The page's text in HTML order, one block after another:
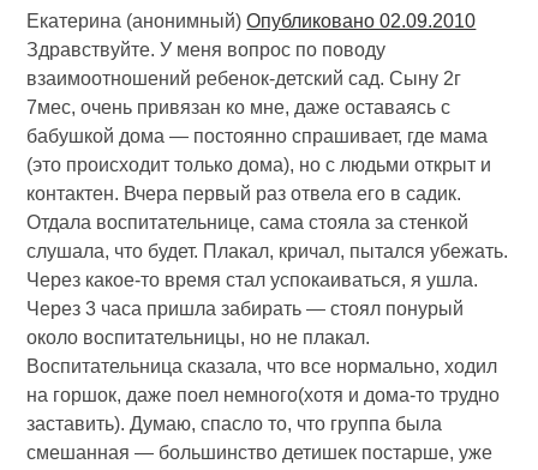
Екатерина (анонимный)Опубликовано 02.09.2010
Здравствуйте. У меня вопрос по поводу
взаимоотношений ребенок-детский сад. Сыну 2г
7мес, очень привязан ко мне, даже оставаясь с
бабушкой дома — постоянно спрашивает, где мама
(это происходит только дома), но с людьми открыт и
контактен. Вчера первый раз отвела его в садик.
Отдала воспитательнице, сама стояла за стенкой
слушала, что будет. Плакал, кричал, пытался убежать.
Через какое-то время стал успокаиваться, я ушла.
Через 3 часа пришла забирать — стоял понурый
около воспитательницы, но не плакал.
Воспитательница сказала, что все нормально, ходил
на горшок, даже поел немного(хотя и дома-то трудно
заставить). Думаю, спасло то, что группа была
смешанная — большинство детишек постарше, уже